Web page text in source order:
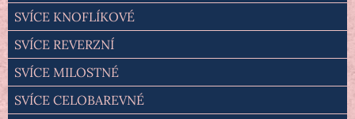
SVÍCE KNOFLÍKOVÉ
SVÍCE REVERZNÍ
SVÍCE MILOSTNÉ
SVÍCE CELOBAREVNÉ